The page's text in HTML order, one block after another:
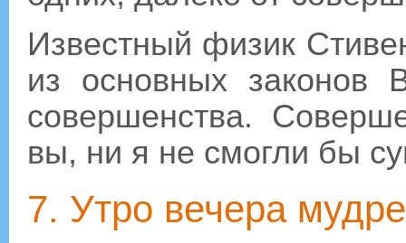
Известный физик
из основных законов
совершенства.
вы, ни я не смогли бы
7. Утро вечера